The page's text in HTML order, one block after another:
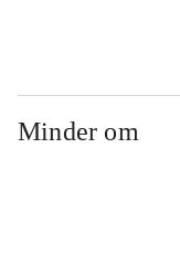
Minder om